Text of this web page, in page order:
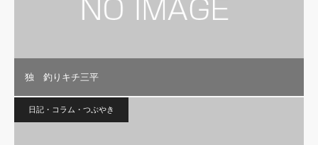
独 釣りキチ三平
日記・コラム・つぶやき